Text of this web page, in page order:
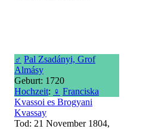
♂ Pal Zsadányi, Grof
Almásy
Geburt: 1720
Hochzeit: ♀ Franciska
Kvassoi es Brogyani
Kvassay
Tod: 21 November 1804,